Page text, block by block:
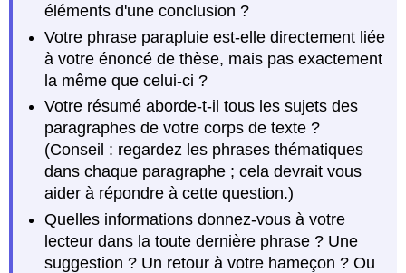
éléments d'une conclusion ?
Votre phrase parapluie est-elle directement liée
à votre énoncé de thèse, mais pas exactement
la même que celui-ci ?
Votre résumé aborde-t-il tous les sujets des
paragraphes de votre corps de texte ?
(Conseil : regardez les phrases thématiques
dans chaque paragraphe ; cela devrait vous
aider à répondre à cette question.)
Quelles informations donnez-vous à votre
lecteur dans la toute dernière phrase ? Une
suggestion ? Un retour à votre hameçon ? Ou